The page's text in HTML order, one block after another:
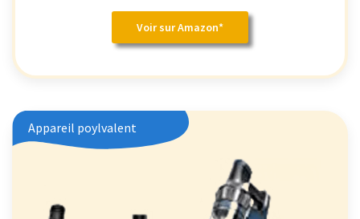
Voir sur Amazon*
Appareil poylvalent